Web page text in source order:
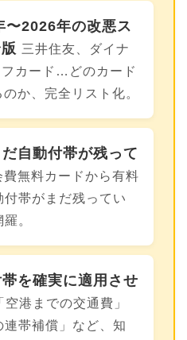
〜2026年の改悪ス
三井住友、ダイナ
カード…どのカード
か、完全リスト化。
だ自動付帯が残って
費無料カードから有料
付帯がまだ残ってい
。
帯を確実に適用させ
空港までの交通費」
帯補償」など、知